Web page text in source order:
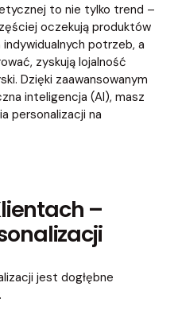
to nie tylko trend –
oczekują produktów
potrzeb, a
zyskują lojalność
Dzięki zaawansowanym
inteligencja (AI), masz
personalizacji na
–
jest dogłębne